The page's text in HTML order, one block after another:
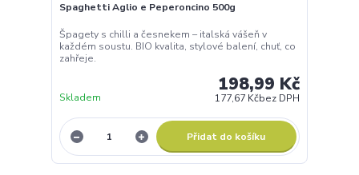
Spaghetti Aglio e Peperoncino 500g
Špagety s chilli a česnekem – italská vášeň v
každém soustu. BIO kvalita, stylové balení, chuť, co
zahřeje.
198,99 Kč
177,67 Kčbez DPH
Skladem
Přidat do košíku